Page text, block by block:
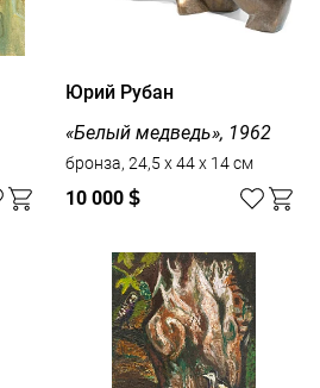
Юрий Рубан
«Белый медведь», 1962
бронза, 24,5 х 44 х 14 см
10 000 $